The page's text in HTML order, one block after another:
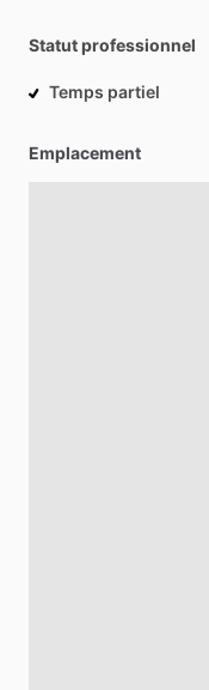
Statut professionnel
Temps partiel
Emplacement